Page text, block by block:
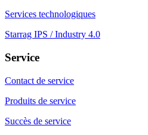
Services technologiques
Starrag IPS / Industry 4.0
Service
Contact de service
Produits de service
Succès de service